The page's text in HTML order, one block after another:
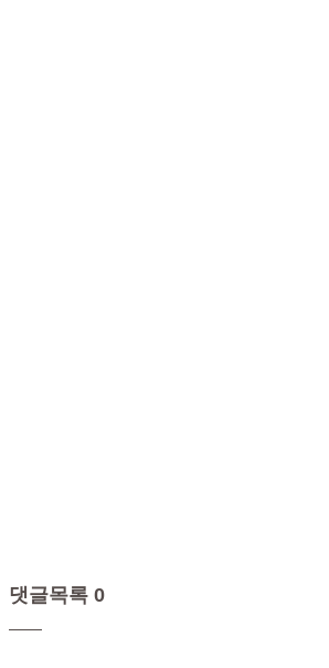
댓글목록 0